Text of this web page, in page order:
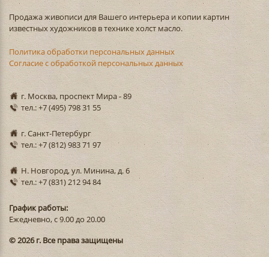
Продажа живописи для Вашего интерьера и копии картин
известных художников в технике холст масло.
Политика обработки персональных данных
Согласие с обработкой персональных данных
г. Москва, проспект Мира - 89
тел.: +7 (495) 798 31 55
г. Санкт-Петербург
тел.: +7 (812) 983 71 97
Н. Новгород, ул. Минина, д. 6
тел.: +7 (831) 212 94 84
График работы:
Ежедневно, с 9.00 до 20.00
© 2026 г. Все права защищены